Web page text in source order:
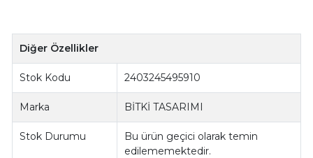
Diğer Özellikler
Stok Kodu 2403245495910
Marka BİTKİ TASARIMI
Stok Durumu
Bu ürün geçici olarak temin
edilememektedir.